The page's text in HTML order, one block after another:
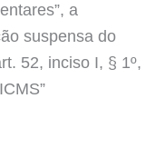
a
suspensa do
52, inciso I, § 1º,